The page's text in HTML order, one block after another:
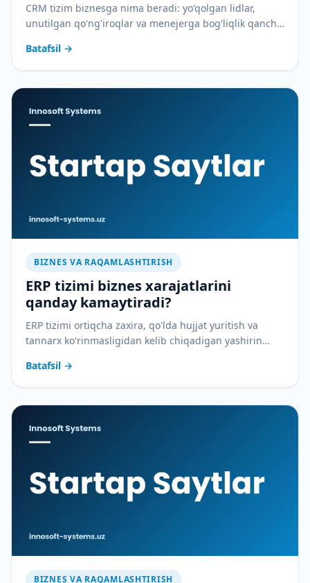
CRM tizim biznesga nima beradi: yo'qolgan lidlar,
unutilgan qo'ng'iroqlar va menejerga bog'liqlik qancha
Batafsil →
BIZNES VA RAQAMLASHTIRISH
ERP tizimi biznes xarajatlarini
qanday kamaytiradi?
ERP tizimi ortiqcha zaxira, qo'lda hujjat yuritish va
tannarx ko'rinmasligidan kelib chiqadigan yashirin
Batafsil →
BIZNES VA RAQAMLASHTIRISH